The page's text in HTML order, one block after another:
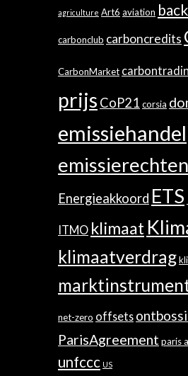
agriculture Art6 aviation
carbonclub carboncredits
CarbonMarket
prijs CoP21 corsia
emissiehandel
emissierechten
Energieakkoord ETS
ITMO klimaat
klimaatverdrag
net-zero offsets
ParisAgreement paris
unfccc US